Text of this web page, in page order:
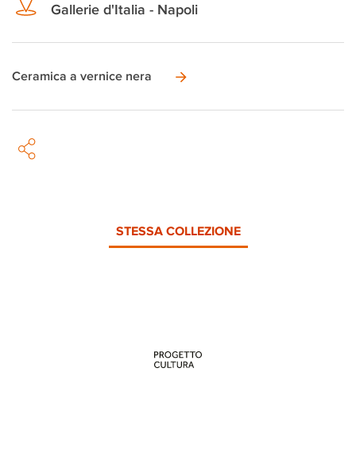
Gallerie d'Italia - Napoli
Ceramica a vernice nera
STESSA COLLEZIONE